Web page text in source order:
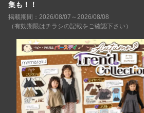
集も！！
掲載期間：2026/08/07～2026/08/08
（有効期限はチラシの記載をご確認下さい）